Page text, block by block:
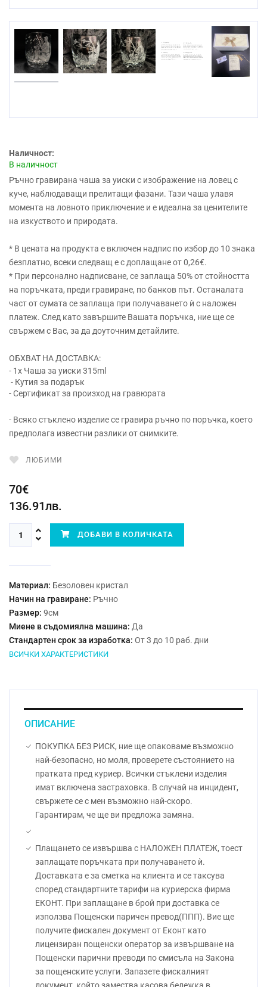
Наличност:
В наличност
Ръчно гравирана чаша за уиски с изображение на ловец с
куче, наблюдаващи прелитащи фазани. Тази чаша улавя
момента на ловното приключение и е идеална за ценителите
на изкуството и природата.
* В цената на продукта е включен надпис по избор до 10 знака
безплатно, всеки следващ е с доплащане от 0,26€.
* При персонално надписване, се заплаща 50% от стойността
на поръчката, преди гравиране, по банков път. Останалата
част от сумата се заплаща при получаването ѝ с наложен
платеж. След като завършите Вашата поръчка, ние ще се
свържем с Вас, за да доуточним детайлите.
ОБХВАТ НА ДОСТАВКА:
- 1x Чаша за уиски 315ml
- Кутия за подарък
- Сертификат за произход на гравюрата
- Всяко стъклено изделие се гравира ръчно по поръчка, което
предполага известни разлики от снимките.
ЛЮБИМИ
70€
136.91лв.
ДОБАВИ В КОЛИЧКАТА
Материал: Безоловен кристал
Начин на гравиране: Ръчно
Размер: 9см
Миене в съдомиялна машина: Да
Стандартен срок за изработка: От 3 до 10 раб. дни
ВСИЧКИ ХАРАКТЕРИСТИКИ
ОПИСАНИЕ
ПОКУПКА БЕЗ РИСК, ние ще опаковаме възможно
най-безопасно, но моля, проверете състоянието на
пратката пред куриер. Всички стъклени изделия
имат включена застраховка. В случай на инцидент,
свържете се с мен възможно най-скоро.
Гарантирам, че ще ви предложа замяна.
Плащането се извършва с НАЛОЖЕН ПЛАТЕЖ, тоест
заплащате поръчката при получаването ѝ.
Доставката е за сметка на клиента и се таксува
според стандартните тарифи на куриерска фирма
ЕКОНТ. При заплащане в брой при доставка се
използва Пощенски паричен превод(ППП). Вие ще
получите фискален документ от Еконт като
лицензиран пощенски оператор за извършване на
Пощенски парични преводи по смисъла на Закона
за пощенските услуги. Запазете фискалният